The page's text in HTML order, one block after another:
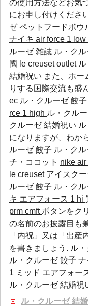
の使用方法などお気
にお申し付けくださ
ゼ ペットフードボウ
ナイキ air force 1 low
ルーゼ 雑誌 ル・ク
國 le creuset outlet
結婚祝い また、ホー
りする国際交流も盛
ec ル・クルーゼ 餃子
rce 1 high ル・クル
クルーゼ 結婚祝い
になりますが、わか
ルーゼ 餃子 ル・ク
チ・ココット nike
le creuset アイスク
ルーゼ 餃子 ル・ク
キ エアフォース 1 hi
prm cmft ボタンをク
の名前のお披露目も
「内祝」又は「出
を書きましょう. ル
ル・クルーゼ 餃子 ナ
1 ミッド エアフォー
ル・クルーゼ 結婚祝
ル・クルーゼ 結